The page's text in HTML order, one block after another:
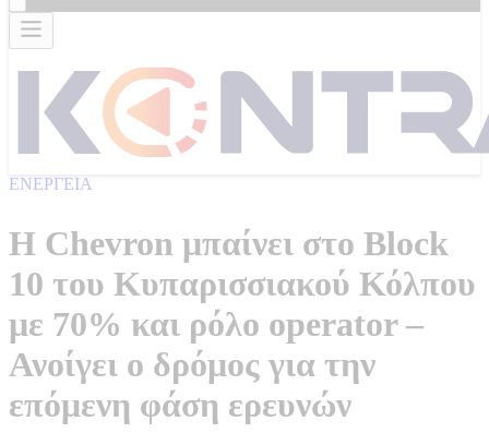
ΕΝΕΡΓΕΙΑ
Η Chevron μπαίνει στο Block
10 του Κυπαρισσιακού Κόλπου
με 70% και ρόλο operator –
Ανοίγει ο δρόμος για την
επόμενη φάση ερευνών